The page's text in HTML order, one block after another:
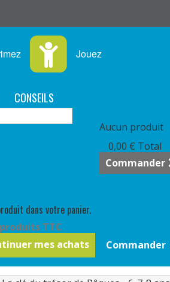
Jouez
CONSEILS
Aucun produit
0,00 € Total
Commander
dans votre panier.
TTC
mes achats
Commander